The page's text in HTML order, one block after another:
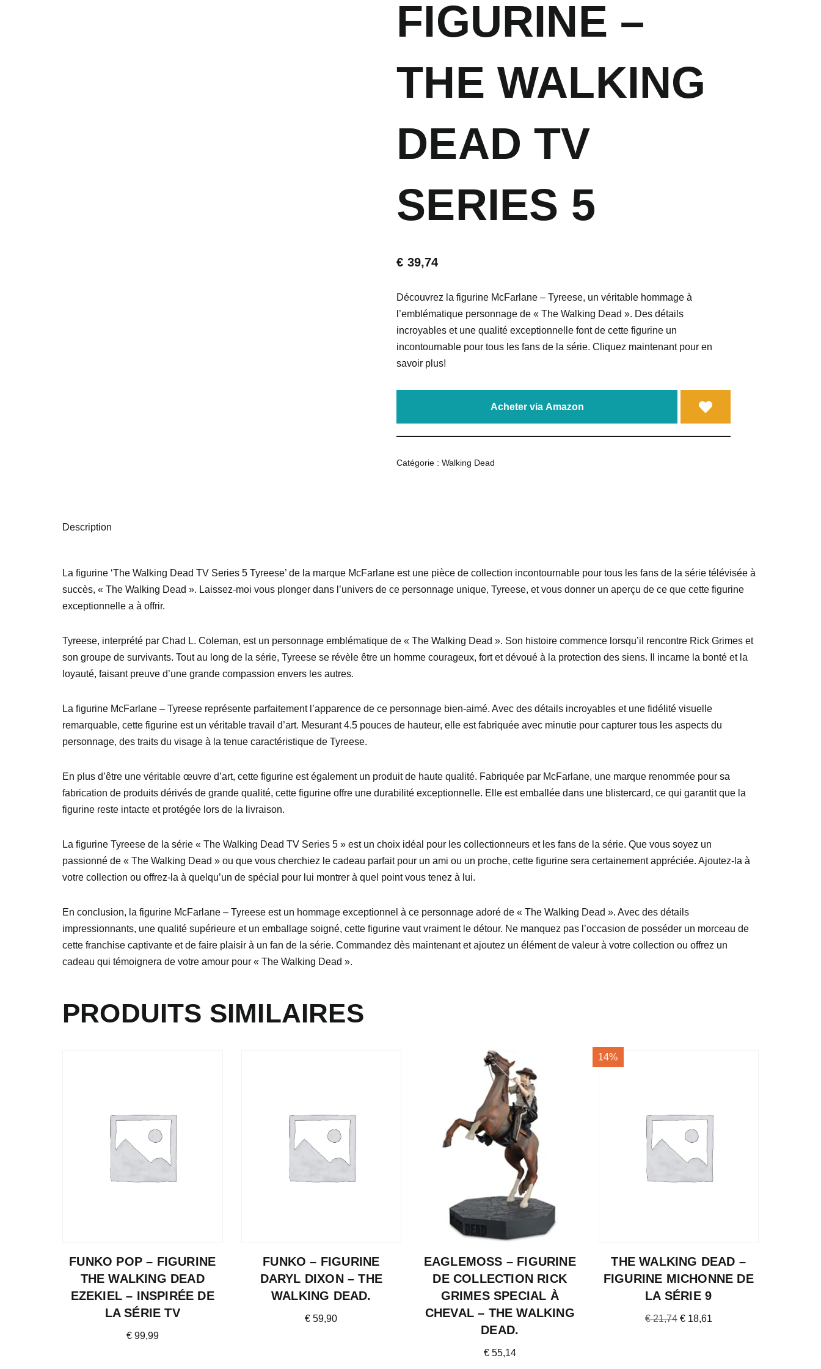
FIGURINE –
THE WALKING
DEAD TV
SERIES 5
€ 39,74
Découvrez la figurine McFarlane – Tyreese, un véritable hommage à
l’emblématique personnage de « The Walking Dead ». Des détails
incroyables et une qualité exceptionnelle font de cette figurine un
incontournable pour tous les fans de la série. Cliquez maintenant pour en
savoir plus!
Acheter via Amazon
Catégorie :Walking Dead
Description
La figurine ‘The Walking Dead TV Series 5 Tyreese’ de la marque McFarlane est une pièce de collection incontournable pour tous les fans de la série télévisée à
succès, « The Walking Dead ». Laissez-moi vous plonger dans l’univers de ce personnage unique, Tyreese, et vous donner un aperçu de ce que cette figurine
exceptionnelle a à offrir.
Tyreese, interprété par Chad L. Coleman, est un personnage emblématique de « The Walking Dead ». Son histoire commence lorsqu’il rencontre Rick Grimes et
son groupe de survivants. Tout au long de la série, Tyreese se révèle être un homme courageux, fort et dévoué à la protection des siens. Il incarne la bonté et la
loyauté, faisant preuve d’une grande compassion envers les autres.
La figurine McFarlane – Tyreese représente parfaitement l’apparence de ce personnage bien-aimé. Avec des détails incroyables et une fidélité visuelle
remarquable, cette figurine est un véritable travail d’art. Mesurant 4.5 pouces de hauteur, elle est fabriquée avec minutie pour capturer tous les aspects du
personnage, des traits du visage à la tenue caractéristique de Tyreese.
En plus d’être une véritable œuvre d’art, cette figurine est également un produit de haute qualité. Fabriquée par McFarlane, une marque renommée pour sa
fabrication de produits dérivés de grande qualité, cette figurine offre une durabilité exceptionnelle. Elle est emballée dans une blistercard, ce qui garantit que la
figurine reste intacte et protégée lors de la livraison.
La figurine Tyreese de la série « The Walking Dead TV Series 5 » est un choix idéal pour les collectionneurs et les fans de la série. Que vous soyez un
passionné de « The Walking Dead » ou que vous cherchiez le cadeau parfait pour un ami ou un proche, cette figurine sera certainement appréciée. Ajoutez-la à
votre collection ou offrez-la à quelqu’un de spécial pour lui montrer à quel point vous tenez à lui.
En conclusion, la figurine McFarlane – Tyreese est un hommage exceptionnel à ce personnage adoré de « The Walking Dead ». Avec des détails
impressionnants, une qualité supérieure et un emballage soigné, cette figurine vaut vraiment le détour. Ne manquez pas l’occasion de posséder un morceau de
cette franchise captivante et de faire plaisir à un fan de la série. Commandez dès maintenant et ajoutez un élément de valeur à votre collection ou offrez un
cadeau qui témoignera de votre amour pour « The Walking Dead ».
PRODUITS SIMILAIRES
FUNKO POP – FIGURINE
THE WALKING DEAD
EZEKIEL – INSPIRÉE DE
LA SÉRIE TV
€99,99
FUNKO – FIGURINE
DARYL DIXON – THE
WALKING DEAD.
€ 59,90
EAGLEMOSS – FIGURINE
DE COLLECTION RICK
GRIMES SPECIAL À
CHEVAL – THE WALKING
DEAD.
€55,14
14%
THE WALKING DEAD –
FIGURINE MICHONNE DE
LA SÉRIE 9
€21,74 €18,61